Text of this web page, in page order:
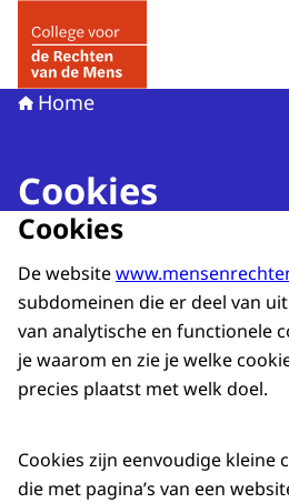
Home
Cookies
Cookies
De website
subdomeinen die er deel van
van analytische en functionele
je waarom en zie je welke
precies plaatst met welk doel.
Cookies zijn eenvoudige kleine
die met pagina’s van een